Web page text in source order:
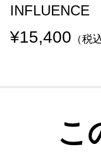
INFLUENCE
¥15,400 （税
こ